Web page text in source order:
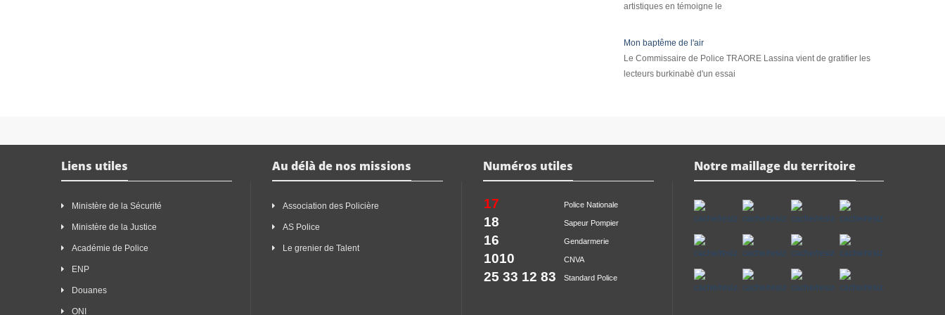
artistiques en témoigne le
Mon baptême de l'air
Le Commissaire de Police TRAORE Lassina vient de gratifier les
lecteurs burkinabè d'un essai
Liens utiles
Ministère de la Sécurité
Ministère de la Justice
Académie de Police
ENP
Douanes
ONI
Au délà de nos missions
Association des Policière
AS Police
Le grenier de Talent
Numéros utiles
17 Police Nationale
18 Sapeur Pompier
16 Gendarmerie
1010 CNVA
25 33 12 83 Standard Police
Notre maillage du territoire